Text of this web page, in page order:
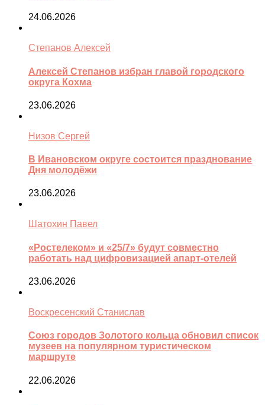
24.06.2026
Степанов Алексей
Алексей Степанов избран главой городского
округа Кохма
23.06.2026
Низов Сергей
В Ивановском округе состоится празднование
Дня молодёжи
23.06.2026
Шатохин Павел
«Ростелеком» и «25/7» будут совместно
работать над цифровизацией апарт-отелей
23.06.2026
Воскресенский Станислав
Союз городов Золотого кольца обновил список
музеев на популярном туристическом
маршруте
22.06.2026